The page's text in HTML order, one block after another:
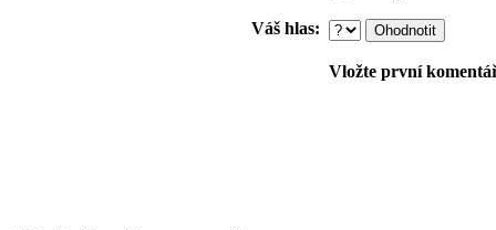
Váš hlas:
Vložte první